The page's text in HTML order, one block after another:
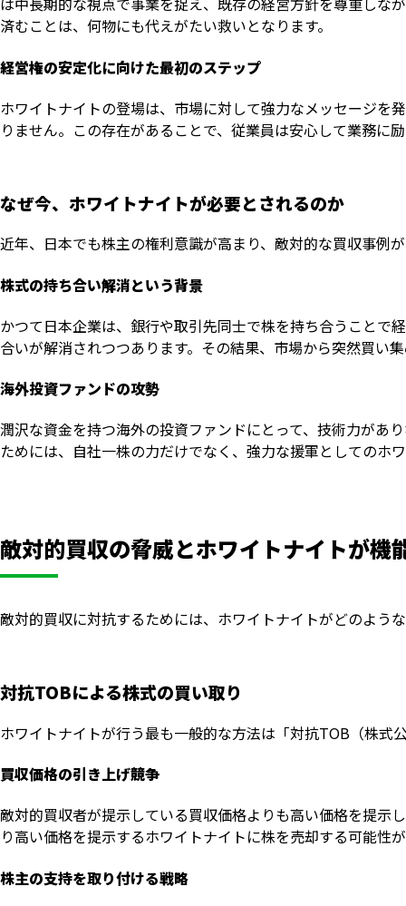
済むことは、何物にも代えがたい救いとなります。
経営権の安定化に向けた最初のステップ
ホワイトナイトの登場は、市場に対して強力なメッセージを
りません。この存在があることで、従業員は安心して業務に
なぜ今、ホワイトナイトが必要とされるのか
近年、日本でも株主の権利意識が高まり、敵対的な買収事例
株式の持ち合い解消という背景
かつて日本企業は、銀行や取引先同士で株を持ち合うことで
合いが解消されつつあります。その結果、市場から突然買い
海外投資ファンドの攻勢
潤沢な資金を持つ海外の投資ファンドにとって、技術力があ
ためには、自社一株の力だけでなく、強力な援軍としてのホ
敵対的買収の脅威とホワイトナイトが機
敵対的買収に対抗するためには、ホワイトナイトがどのよう
対抗TOBによる株式の買い取り
ホワイトナイトが行う最も一般的な方法は「対抗TOB（株式
買収価格の引き上げ競争
敵対的買収者が提示している買収価格よりも高い価格を提示
り高い価格を提示するホワイトナイトに株を売却する可能性
株主の支持を取り付ける戦略